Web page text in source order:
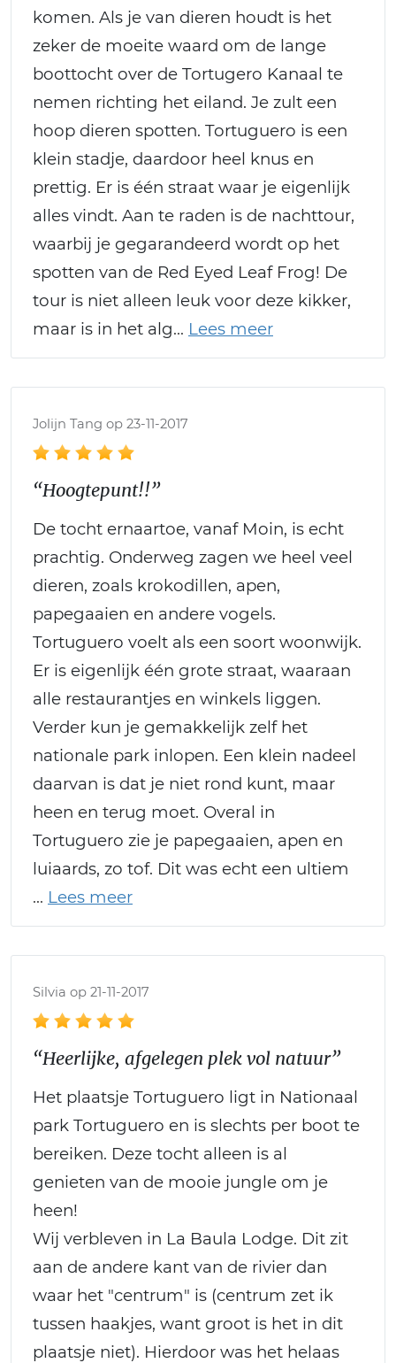
komen. Als je van dieren houdt is het
zeker de moeite waard om de lange
boottocht over de Tortugero Kanaal te
nemen richting het eiland. Je zult een
hoop dieren spotten. Tortuguero is een
klein stadje, daardoor heel knus en
prettig. Er is één straat waar je eigenlijk
alles vindt. Aan te raden is de nachttour,
waarbij je gegarandeerd wordt op het
spotten van de Red Eyed Leaf Frog! De
tour is niet alleen leuk voor deze kikker,
maar is in het alg
Jolijn Tang op 23-11-2017
“Hoogtepunt!!”
De tocht ernaartoe, vanaf Moin, is echt
prachtig. Onderweg zagen we heel veel
dieren, zoals krokodillen, apen,
papegaaien en andere vogels.
Tortuguero voelt als een soort woonwijk.
Er is eigenlijk één grote straat, waaraan
alle restaurantjes en winkels liggen.
Verder kun je gemakkelijk zelf het
nationale park inlopen. Een klein nadeel
daarvan is dat je niet rond kunt, maar
heen en terug moet. Overal in
Tortuguero zie je papegaaien, apen en
luiaards, zo tof. Dit was echt een ultiem
Silvia op 21-11-2017
“Heerlijke, afgelegen plek vol natuur”
Het plaatsje Tortuguero ligt in Nationaal
park Tortuguero en is slechts per boot te
bereiken. Deze tocht alleen is al
genieten van de mooie jungle om je
heen!
Wij verbleven in La Baula Lodge. Dit zit
aan de andere kant van de rivier dan
waar het "centrum" is (centrum zet ik
tussen haakjes, want groot is het in dit
plaatsje niet). Hierdoor was het helaas